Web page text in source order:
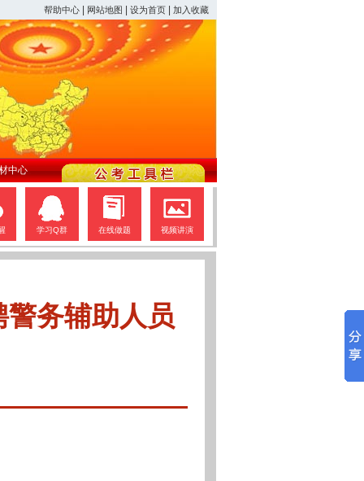
帮助中心 网站地图 设为首页 加入收藏
中心
学习Q群 在线做题 视频讲演
务辅助人员